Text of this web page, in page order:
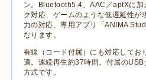
ン。
Bluetooth5.4、AAC ／aptXに加
ク対応、ゲームのような低遅延性が
力の対応、専用アプリ「ANIMA
なります。
有線（コード付属）にも対応してお
適。連続再生約37時間。付属のUSB
方式です。